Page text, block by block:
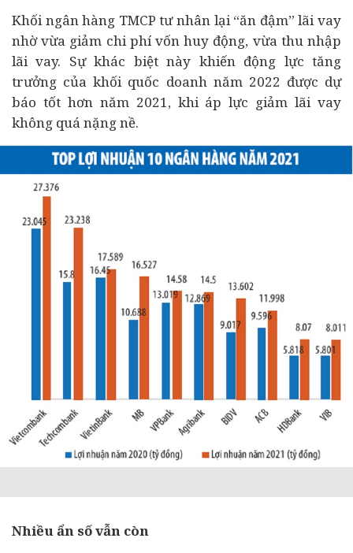
Khối ngân hàng TMCP tư nhân lại “ăn đậm” lãi vay
nhờ vừa giảm chi phí vốn huy động, vừa thu nhập
lãi vay. Sự khác biệt này khiến động lực tăng
trưởng của khối quốc doanh năm 2022 được dự
báo tốt hơn năm 2021, khi áp lực giảm lãi vay
không quá nặng nề.
Nhiều ẩn số vẫn còn